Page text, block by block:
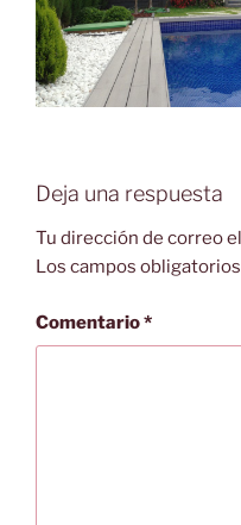
Deja una respuesta
Tu dirección de correo
Los campos
Comentario*